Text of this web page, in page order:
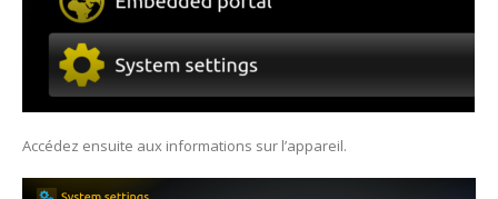
Accédez ensuite aux informations sur l’appareil.